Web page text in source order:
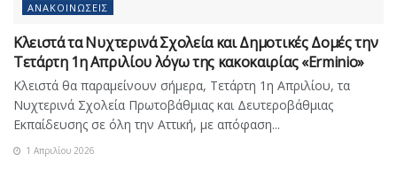
ΑΝΑΚΟΙΝΏΣΕΙΣ
Κλειστά τα Νυχτερινά Σχολεία και Δημοτικές Δομές την
Τετάρτη 1η Απριλίου λόγω της κακοκαιρίας «Erminio»
Κλειστά θα παραμείνουν σήμερα, Τετάρτη 1η Απριλίου, τα
Νυχτερινά Σχολεία Πρωτοβάθμιας και Δευτεροβάθμιας
Εκπαίδευσης σε όλη την Αττική, με απόφαση...
1 Απριλίου 2026